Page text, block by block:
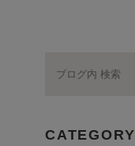
CATEGORY